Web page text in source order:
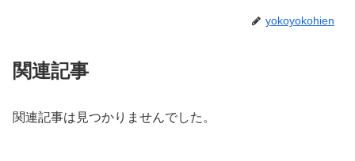
yokoyokohien
関連記事
関連記事は見つかりませんでした。